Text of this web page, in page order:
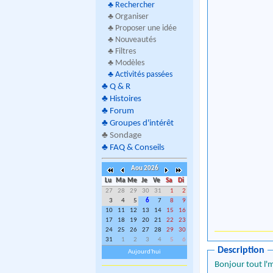
♣ Rechercher
♣ Organiser
♣ Proposer une idée
♣ Nouveautés
♣ Filtres
♣ Modèles
♣ Activités passées
♣ Q & R
♣ Histoires
♣ Forum
♣ Groupes d'intérêt
♣ Sondage
♣ FAQ & Conseils
Aou 2026
Lu
Ma Me Je Ve Sa
Di
27
28 29 30 31 1
2
3
4 5 6 7 8
9
10
11 12 13 14 15
16
17
18 19 20 21 22
23
24
25 26 27 28 29
30
31
1 2 3 4 5
6
Aujourd'hui
Description
Bonjour tout